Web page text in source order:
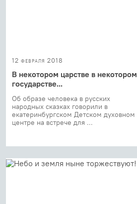
12 февраля 2018
В некотором царстве в некотором
государстве...
Об образе человека в русских
народных сказках говорили в
екатеринбургском Детском духовном
центре на встрече для ...